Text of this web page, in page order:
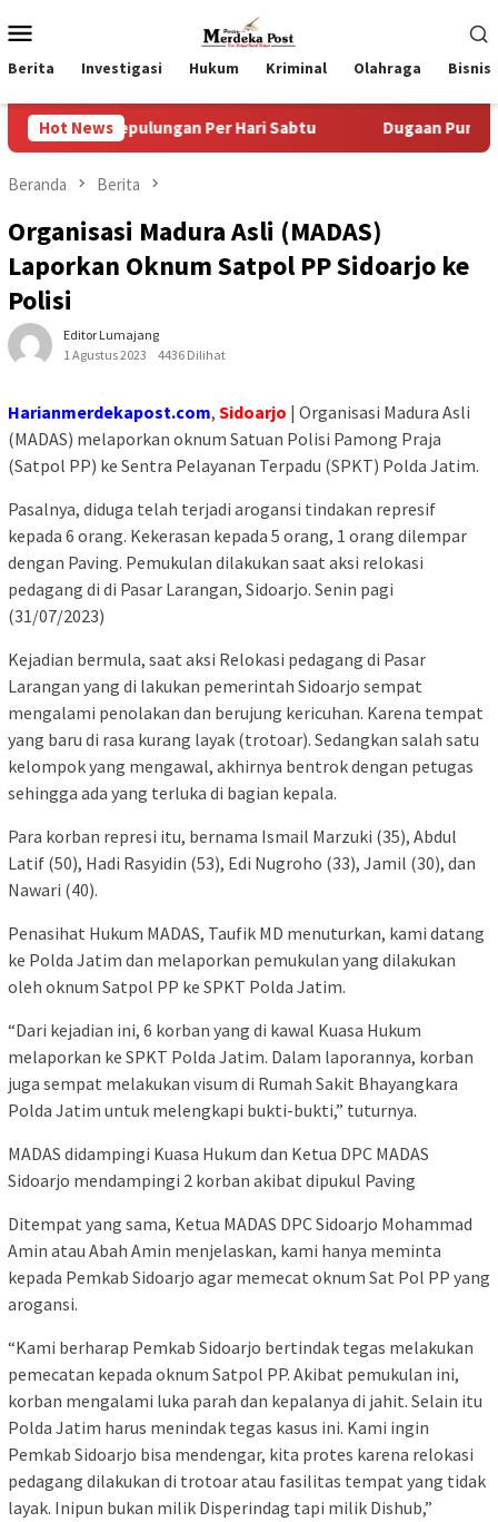
ke
kontenMobile
Berita Investigasi Hukum Kriminal Olahraga Bisnis
Hot NewsPer Hari Sabtu Dugaan Pungli SKAB di BPRD
Beranda Berita
Organisasi Madura Asli (MADAS)
Laporkan Oknum Satpol PP Sidoarjo ke
Polisi
Editor Lumajang
1 Agustus 2023
4436 Dilihat
Harianmerdekapost.com, Sidoarjo | Organisasi Madura Asli
(MADAS) melaporkan oknum Satuan Polisi Pamong Praja
(Satpol PP) ke Sentra Pelayanan Terpadu (SPKT) Polda Jatim.
Pasalnya, diduga telah terjadi arogansi tindakan represif
kepada 6 orang. Kekerasan kepada 5 orang, 1 orang dilempar
dengan Paving. Pemukulan dilakukan saat aksi relokasi
pedagang di di Pasar Larangan, Sidoarjo. Senin pagi
(31/07/2023)
Kejadian bermula, saat aksi Relokasi pedagang di Pasar
Larangan yang di lakukan pemerintah Sidoarjo sempat
mengalami penolakan dan berujung kericuhan. Karena tempat
yang baru di rasa kurang layak (trotoar). Sedangkan salah satu
kelompok yang mengawal, akhirnya bentrok dengan petugas
sehingga ada yang terluka di bagian kepala.
Para korban represi itu, bernama Ismail Marzuki (35), Abdul
Latif (50), Hadi Rasyidin (53), Edi Nugroho (33), Jamil (30), dan
Nawari (40).
Penasihat Hukum MADAS, Taufik MD menuturkan, kami datang
ke Polda Jatim dan melaporkan pemukulan yang dilakukan
oleh oknum Satpol PP ke SPKT Polda Jatim.
“Dari kejadian ini, 6 korban yang di kawal Kuasa Hukum
melaporkan ke SPKT Polda Jatim. Dalam laporannya, korban
juga sempat melakukan visum di Rumah Sakit Bhayangkara
Polda Jatim untuk melengkapi bukti-bukti,” tuturnya.
MADAS didampingi Kuasa Hukum dan Ketua DPC MADAS
Sidoarjo mendampingi 2 korban akibat dipukul Paving
Ditempat yang sama, Ketua MADAS DPC Sidoarjo Mohammad
Amin atau Abah Amin menjelaskan, kami hanya meminta
kepada Pemkab Sidoarjo agar memecat oknum Sat Pol PP yang
arogansi.
“Kami berharap Pemkab Sidoarjo bertindak tegas melakukan
pemecatan kepada oknum Satpol PP. Akibat pemukulan ini,
korban mengalami luka parah dan kepalanya di jahit. Selain itu
Polda Jatim harus menindak tegas kasus ini. Kami ingin
Pemkab Sidoarjo bisa mendengar, kita protes karena relokasi
pedagang dilakukan di trotoar atau fasilitas tempat yang tidak
layak. Inipun bukan milik Disperindag tapi milik Dishub,”